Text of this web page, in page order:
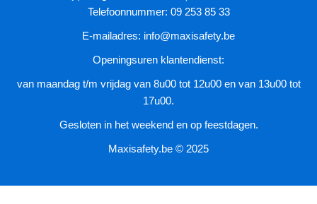
de
Telefoonnummer: 09 253 85 33
E-mailadres: info@maxisafety.be
Openingsuren klantendienst:
van maandag t/m vrijdag van 8u00 tot 12u00 en van 13u00 tot
17u00.
Gesloten in het weekend en op feestdagen.
Maxisafety.be © 2025